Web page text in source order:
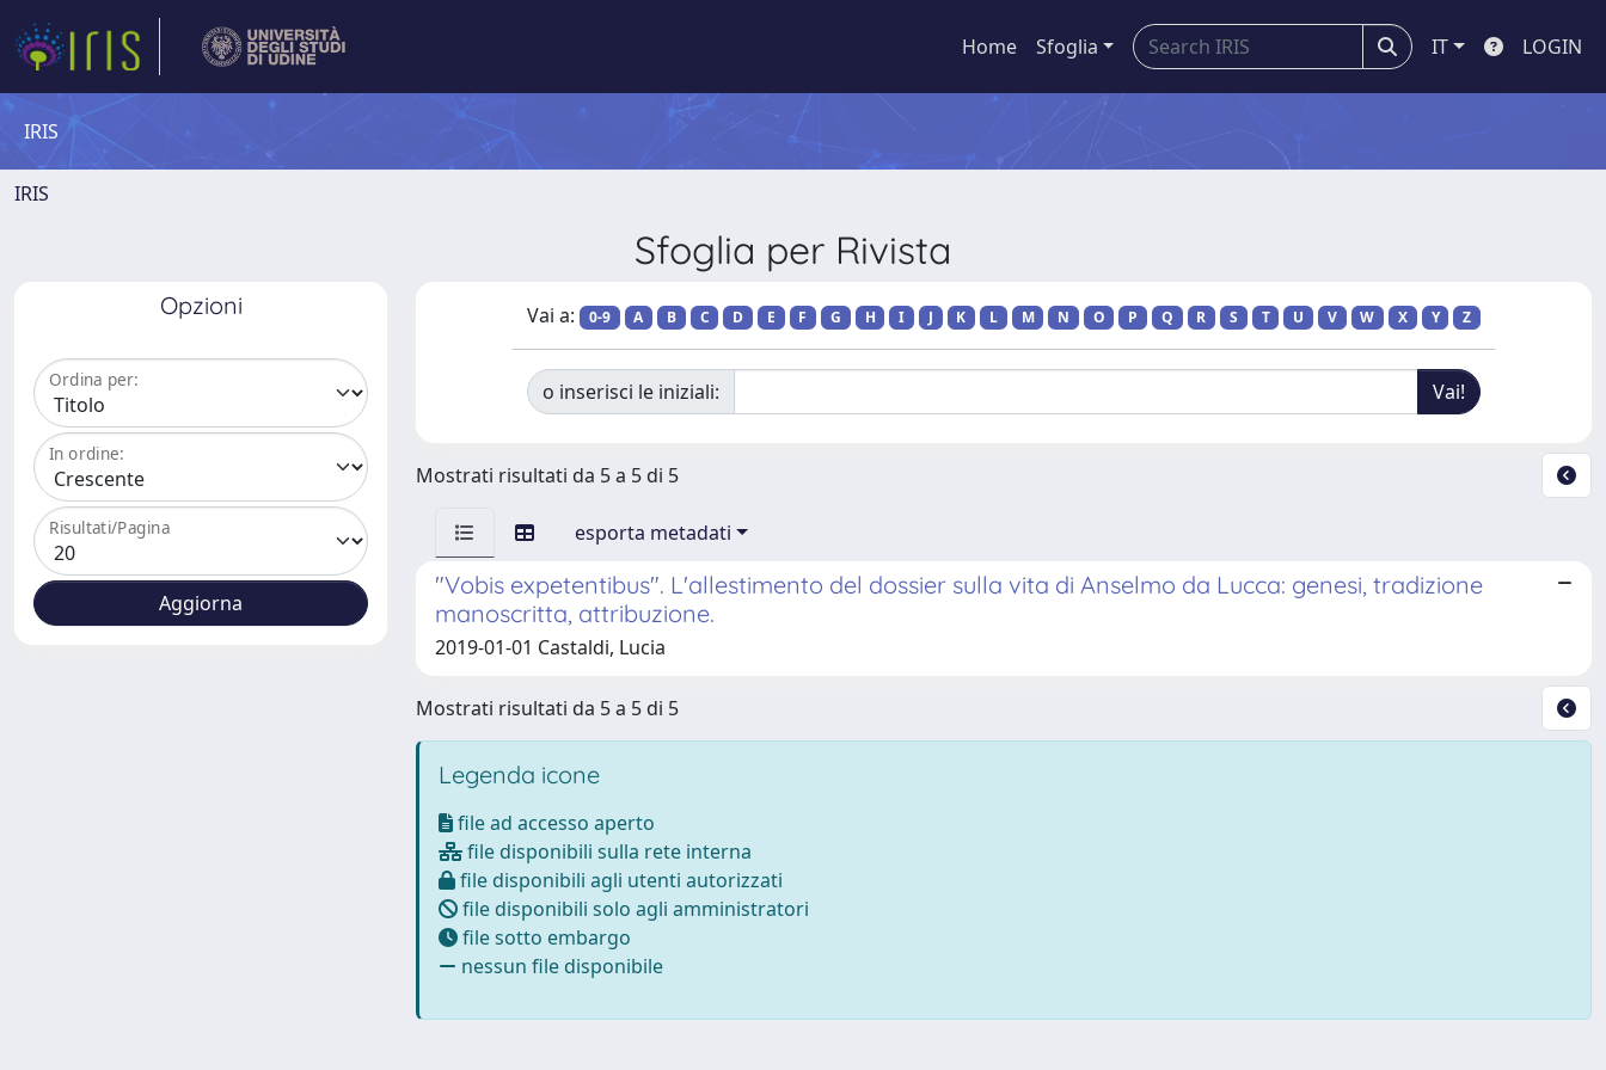
Home Sfoglia IT LOGIN
IRIS
IRIS
Sfoglia per Rivista
Opzioni
Ordina per:
In ordine:
Risultati/Pagina
Vai a: 0-9 A B C D E F G H I J K L M N O P Q R S T U V W X Y Z
o inserisci le iniziali:
Mostrati risultati da 5 a 5 di 5
esporta metadati
"Vobis expetentibus". L'allestimento del dossier sulla vita di Anselmo da Lucca: genesi, tradizione
manoscritta, attribuzione.
2019-01-01 Castaldi, Lucia
Mostrati risultati da 5 a 5 di 5
Legenda icone
file ad accesso aperto
file disponibili sulla rete interna
file disponibili agli utenti autorizzati
file disponibili solo agli amministratori
file sotto embargo
nessun file disponibile